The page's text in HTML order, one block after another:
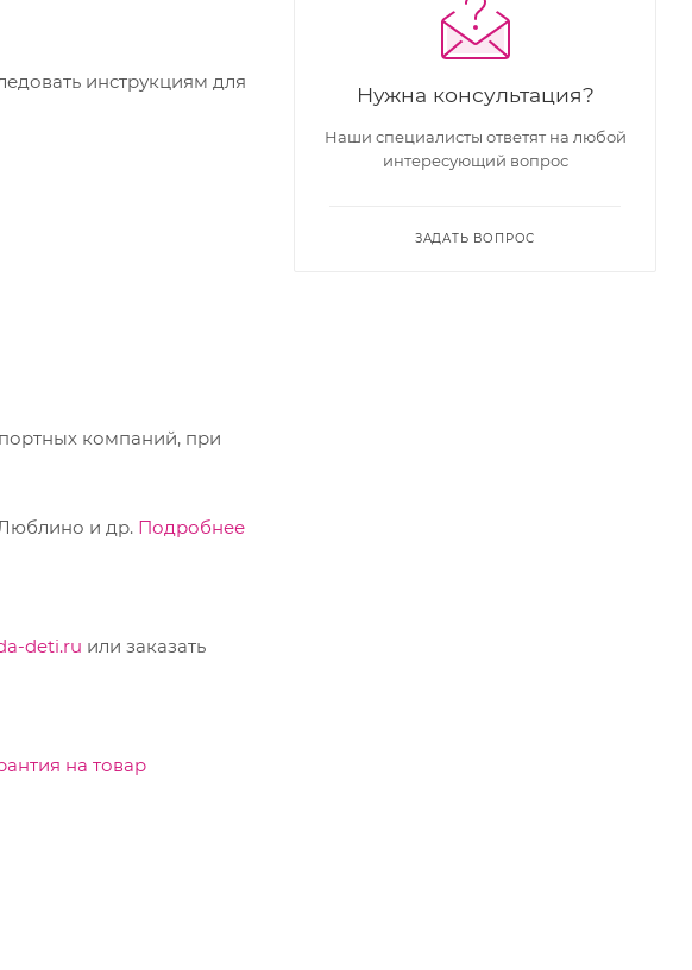
инструкциям для
компаний, при
и др. Подробнее
deti.ru или заказать
на товар
Нужна консультация?
Наши специалисты ответят на любой
интересующий вопрос
ЗАДАТЬ ВОПРОС